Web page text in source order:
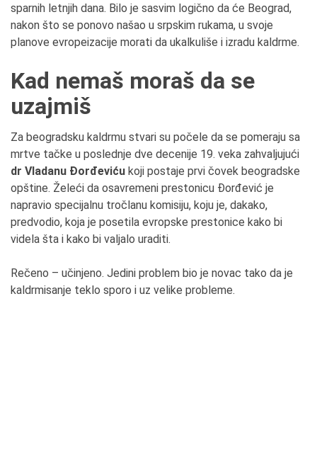
sparnih letnjih dana. Bilo je sasvim logično da će Beograd,
nakon što se ponovo našao u srpskim rukama, u svoje
planove evropeizacije morati da ukalkuliše i izradu kaldrme.
Kad nemaš moraš da se
uzajmiš
Za beogradsku kaldrmu stvari su počele da se pomeraju sa
mrtve tačke u poslednje dve decenije 19. veka zahvaljujući
dr Vladanu Đorđeviću koji postaje prvi čovek beogradske
opštine. Želeći da osavremeni prestonicu Đorđević je
napravio specijalnu tročlanu komisiju, koju je, dakako,
predvodio, koja je posetila evropske prestonice kako bi
videla šta i kako bi valjalo uraditi.
Rečeno – učinjeno. Jedini problem bio je novac tako da je
kaldrmisanje teklo sporo i uz velike probleme.